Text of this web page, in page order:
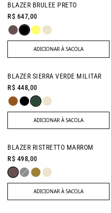
BLAZER BRULEE PRETO
R$ 647,00
ADICIONAR À SACOLA
BLAZER SIERRA VERDE MILITAR
R$ 448,00
ADICIONAR À SACOLA
BLAZER RISTRETTO MARROM
R$ 498,00
ADICIONAR À SACOLA